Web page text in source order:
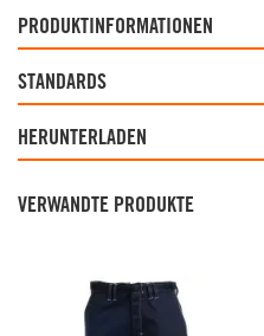
PRODUKTINFORMATIONEN
STANDARDS
HERUNTERLADEN
VERWANDTE PRODUKTE